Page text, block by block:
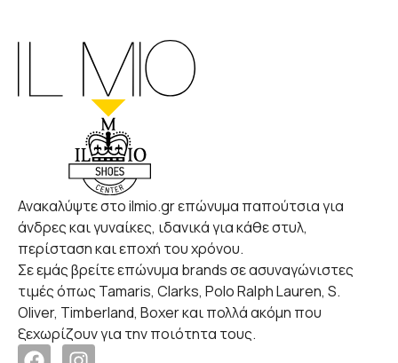
Ανακαλύψτε στο ilmio.gr επώνυμα παπούτσια για
άνδρες και γυναίκες, ιδανικά για κάθε στυλ,
περίσταση και εποχή του χρόνου.
Σε εμάς βρείτε επώνυμα brands σε ασυναγώνιστες
τιμές όπως Tamaris, Clarks, Polo Ralph Lauren, S.
Oliver, Timberland, Boxer και πολλά ακόμη που
ξεχωρίζουν για την ποιότητα τους.